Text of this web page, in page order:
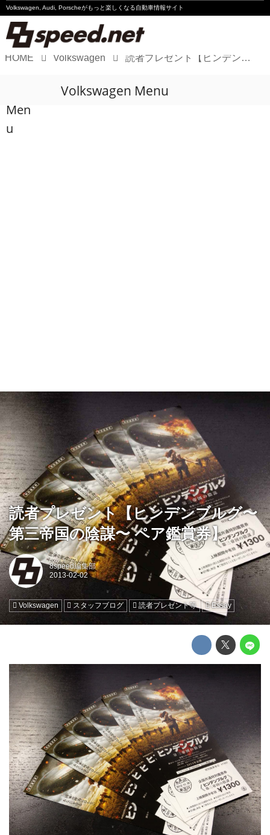
Volkswagen, Audi, Porscheがもっと楽しくなる自動車情報サイト
Audi
HOME Volkswagen 読者プレゼント【ヒンデンブルグ〜第三帝国の陰謀〜 ペア鑑賞券】
Men
u
Volkswagen Menu
読者プレゼント【ヒンデンブルグ〜
第三帝国の陰謀〜 ペア鑑賞券】
8speed編集部
Volkswagen スタッフブログ 読者プレゼント等 Essay